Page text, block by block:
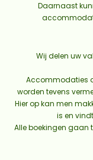
Daarnaast
Wij delen uw
Accommodaties
worden tevens
Hier op kan men
is en
Alle boekingen gaan